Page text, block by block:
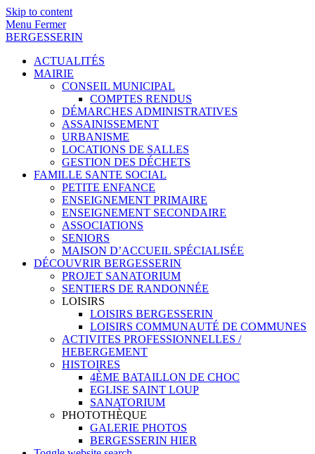
Skip to content
Menu Fermer
BERGESSERIN
ACTUALITÉS
MAIRIE
CONSEIL MUNICIPAL
COMPTES RENDUS
DÉMARCHES ADMINISTRATIVES
ASSAINISSEMENT
URBANISME
LOCATIONS DE SALLES
GESTION DES DÉCHETS
FAMILLE SANTE SOCIAL
PETITE ENFANCE
ENSEIGNEMENT PRIMAIRE
ENSEIGNEMENT SECONDAIRE
ASSOCIATIONS
SENIORS
MAISON D’ACCUEIL SPÉCIALISÉE
DÉCOUVRIR BERGESSERIN
PROJET SANATORIUM
SENTIERS DE RANDONNÉE
LOISIRS
LOISIRS BERGESSERIN
LOISIRS COMMUNAUTÉ DE COMMUNES
ACTIVITES PROFESSIONNELLES /
HEBERGEMENT
HISTOIRES
4ÈME BATAILLON DE CHOC
EGLISE SAINT LOUP
SANATORIUM
PHOTOTHÈQUE
GALERIE PHOTOS
BERGESSERIN HIER